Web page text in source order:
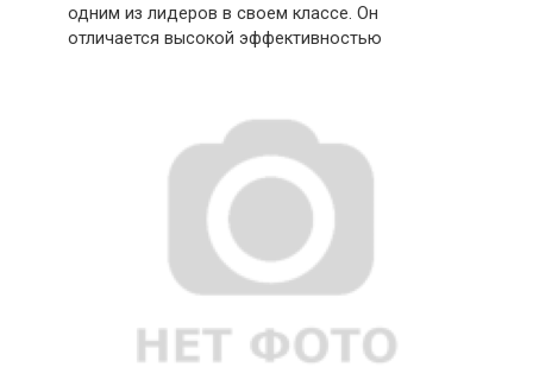
одним из лидеров в своем классе. Он
отличается высокой эффективностью